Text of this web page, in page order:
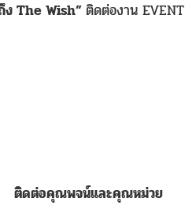
ง The Wish” ติดต่องาน EVENT
ติดต่อคุณพจน์และคุณหม่วย